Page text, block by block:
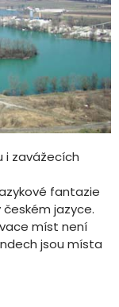
i zavážecích
fantazie
jazyce.
míst není
jsou místa